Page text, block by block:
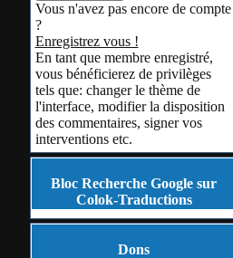
Vous n'avez pas encore de compte
?
Enregistrez vous !
En tant que membre enregistré,
vous bénéficierez de privilèges
tels que: changer le thème de
l'interface, modifier la disposition
des commentaires, signer vos
interventions etc.
Bloc Recherche Google sur
Colok-Traductions
Dons